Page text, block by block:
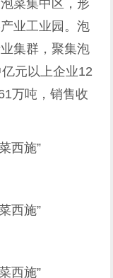
菜集中区，形
业工业园。泡
集群，聚集泡
元以上企业12
万吨，销售收